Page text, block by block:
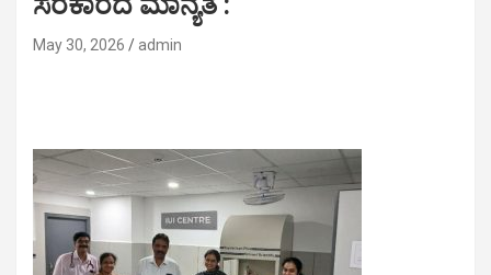
May 30, 2026 admin